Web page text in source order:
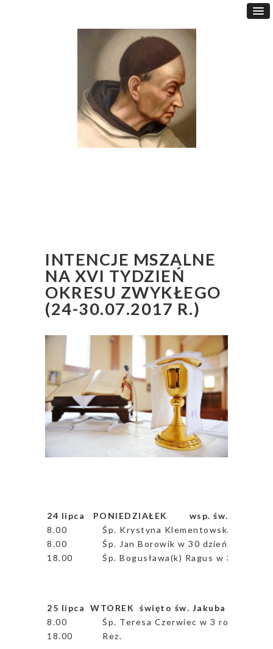
INTENCJE MSZALNE
NA XVI TYDZIEŃ
OKRESU ZWYKŁEGO
(24-30.07.2017 R.)
24 lipca PONIEDZIAŁEK wsp. św. Kingi,
8.00
Śp. Krystyna Klementowska, śp.
8.00
Śp. Jan Borowik w 30 dzień po
18.00
Śp. Bogusława(k) Ragus w 3rocz.
25 lipca WTOREK
święto św. Jakuba
8.00
Śp. Teresa Czerwiec w 3 rocz.
18.00
Rez.